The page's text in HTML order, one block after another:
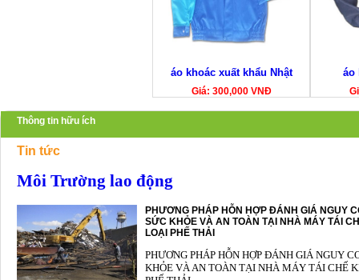
áo khoác xuất khẩu Nhật
Giá: 300,000 VNĐ
áo
Thông tin hữu ích
Tin tức
Môi Trường lao động
PHƯƠNG PHÁP HỖN HỢP ĐÁNH GIÁ NGUY
SỨC KHỎE VÀ AN TOÀN TẠI NHÀ MÁY TÁI
LOẠI PHẾ THẢI
PHƯƠNG PHÁP HỖN HỢP ĐÁNH GIÁ NGUY
KHỎE VÀ AN TOÀN TẠI NHÀ MÁY TÁI CHẾ